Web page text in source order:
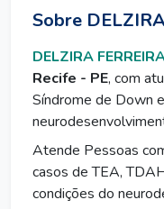
Sobre
DELZIRA
Recife - PE, com
Síndrome de Down
Atende Pessoas
casos de TEA,
condições do